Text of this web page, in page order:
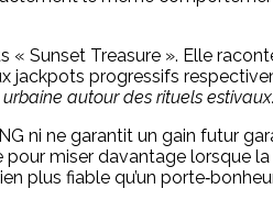
« Sunset Treasure ». Elle
jackpots progressifs
autour des rituels estivaux.
ni ne garantit un gain futur
miser davantage lorsque
plus fiable qu’un